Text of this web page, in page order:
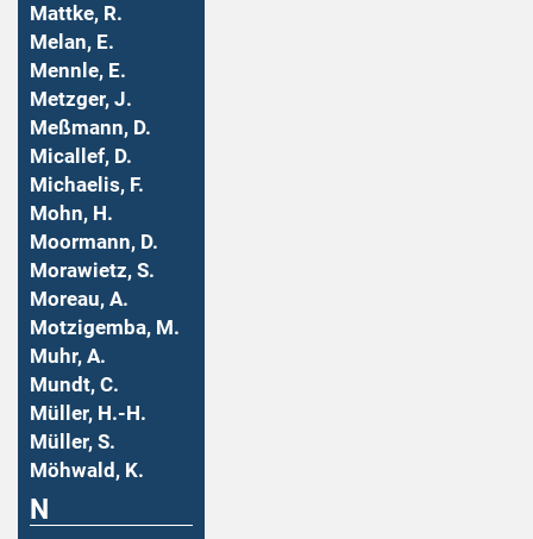
Mattke, R.
Melan, E.
Mennle, E.
Metzger, J.
Meßmann, D.
Micallef, D.
Michaelis, F.
Mohn, H.
Moormann, D.
Morawietz, S.
Moreau, A.
Motzigemba, M.
Muhr, A.
Mundt, C.
Müller, H.-H.
Müller, S.
Möhwald, K.
N